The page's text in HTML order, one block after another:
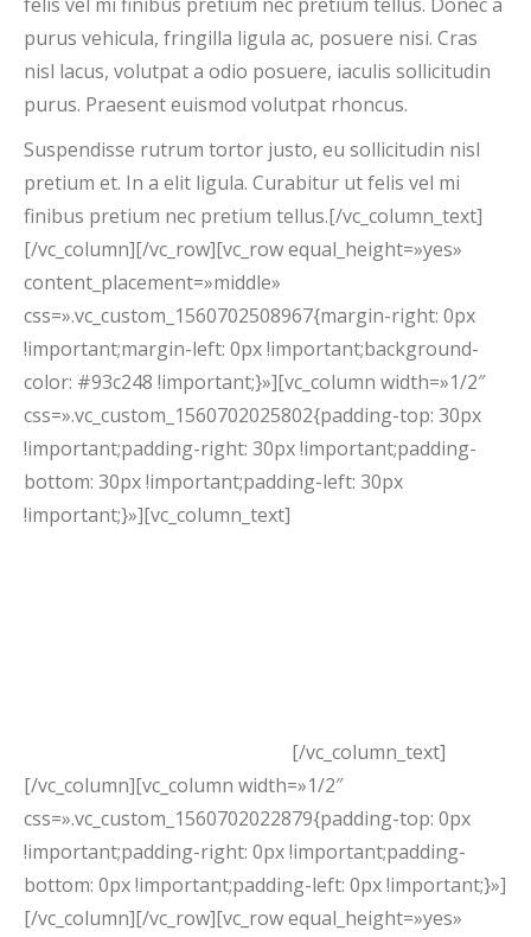
purus vehicula, fringilla ligula ac, posuere nisi. Cras
nisl lacus, volutpat a odio posuere, iaculis sollicitudin
purus. Praesent euismod volutpat rhoncus.
Suspendisse rutrum tortor justo, eu sollicitudin nisl
pretium et. In a elit ligula. Curabitur ut felis vel mi
finibus pretium nec pretium tellus.[/vc_column_text]
[/vc_column][/vc_row][vc_row equal_height=»yes»
content_placement=»middle»
css=».vc_custom_1560702508967{margin-right: 0px
!important;margin-left: 0px !important;background-
color: #93c248 !important;}»][vc_column width=»1/2″
css=».vc_custom_1560702025802{padding-top: 30px
!important;padding-right: 30px !important;padding-
bottom: 30px !important;padding-left: 30px
!important;}»][vc_column_text]
[/vc_column_text]
[/vc_column][vc_column width=»1/2″
css=».vc_custom_1560702022879{padding-top: 0px
!important;padding-right: 0px !important;padding-
bottom: 0px !important;padding-left: 0px !important;}»]
[/vc_column][/vc_row][vc_row equal_height=»yes»